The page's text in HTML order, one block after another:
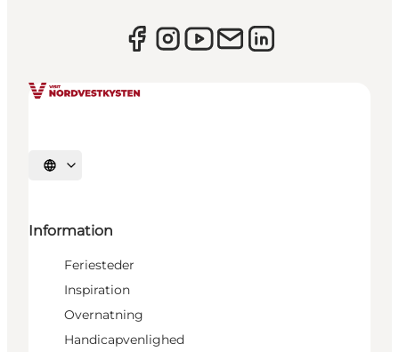
Vælg sprog
Information
Feriesteder
Inspiration
Overnatning
Handicapvenlighed